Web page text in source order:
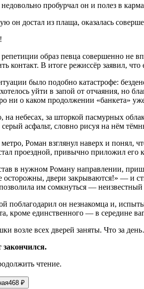
пробурчал он и полез в
он достал из плаща, оказалась
образ певца совершенно не
контакт. В итоге режиссёр заявил,
было подобно катастрофе:
уйти в запой от отчаяния, но
ни о каком продолжении «банкета»
небесах, за шторкой пасмурных
серый асфальт, словно рисуя на нём
Роман взглянул наверх и понял,
проездной, привычно приложил его
в нужном Роману направлении,
осторожны, двери закрываются!» — и
им сомкнуться —
он незнакомца и,
кроме единственного — в середине
возле всех дверей заняты. Что за
чтение.
468 ₽